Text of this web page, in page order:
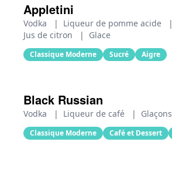
Appletini
Vodka | Liqueur de pomme acide
|
Jus de citron
| Glace
Classique Moderne Sucré Aigre
Black Russian
Vodka | Liqueur de café | Glaçons
Classique Moderne Café et Dessert